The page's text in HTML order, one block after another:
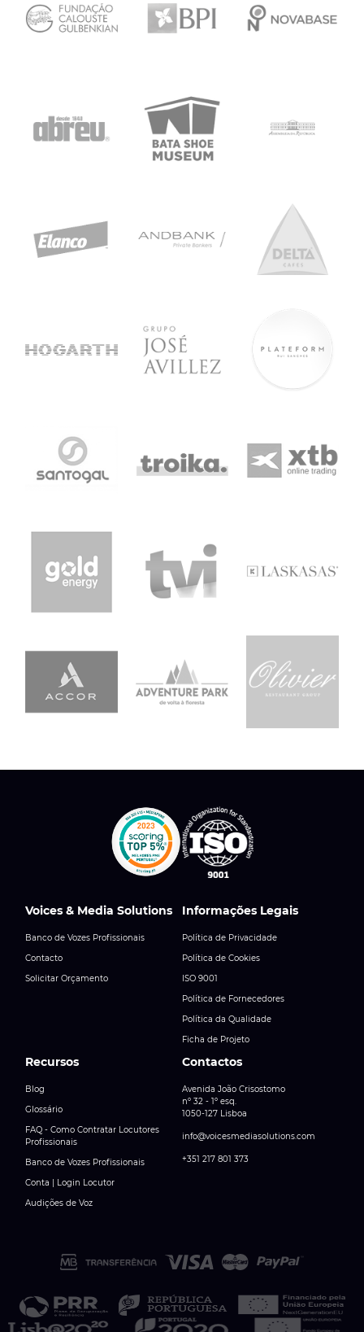
Voices & Media Solutions
Banco de Vozes Profissionais
Contacto
Solicitar Orçamento
Informações Legais
Política de Privacidade
Política de Cookies
ISO 9001
Política de Fornecedores
Política da Qualidade
Ficha de Projeto
Recursos
Blog
Glossário
FAQ - Como Contratar Locutores
Profissionais
Banco de Vozes Profissionais
Conta | Login Locutor
Audições de Voz
Contactos
Avenida João Crisostomo
nº 32 - 1º esq.
1050-127 Lisboa
info@voicesmediasolutions.com
+351 217 801 373